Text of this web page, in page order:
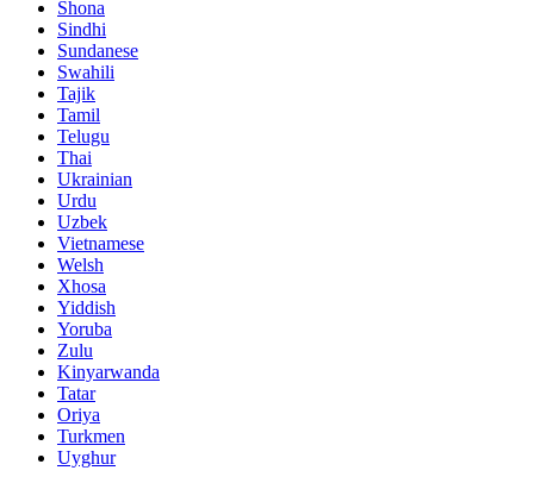
Shona
Sindhi
Sundanese
Swahili
Tajik
Tamil
Telugu
Thai
Ukrainian
Urdu
Uzbek
Vietnamese
Welsh
Xhosa
Yiddish
Yoruba
Zulu
Kinyarwanda
Tatar
Oriya
Turkmen
Uyghur